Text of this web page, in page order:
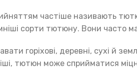
частіше називають
сорти тютюну. Вони часто
горіхові, деревні, сухі й
тютюн може сприйматися